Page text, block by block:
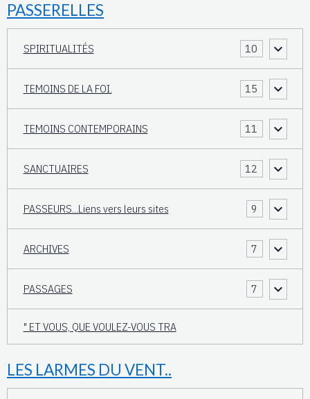
PASSERELLES
SPIRITUALITÉS 10
TEMOINS DE LA FOI. 15
TEMOINS CONTEMPORAINS 11
SANCTUAIRES 12
PASSEURS...Liens vers leurs sites 9
ARCHIVES 7
PASSAGES 7
" ET VOUS, QUE VOULEZ-VOUS TRA
LES LARMES DU VENT..